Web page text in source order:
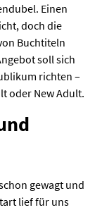
Einen
doch die
Buchtiteln
soll sich
richten –
oder New Adult.
gewagt und
lief für uns